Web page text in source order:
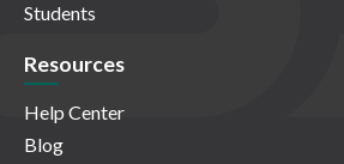
Students
Resources
Help Center
Blog